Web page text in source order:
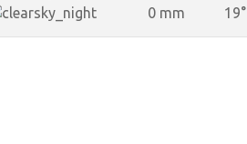
0 mm 19°